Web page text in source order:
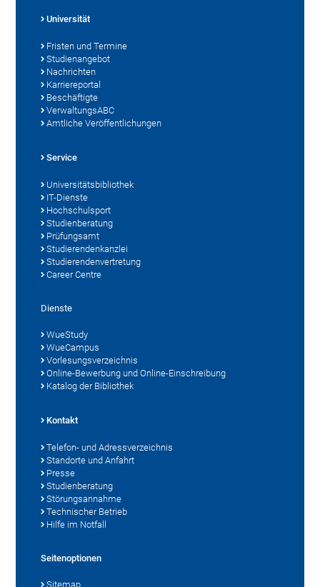
Universität
Fristen und Termine
Studienangebot
Nachrichten
Karriereportal
Beschäftigte
VerwaltungsABC
Amtliche Veröffentlichungen
Service
Universitätsbibliothek
IT-Dienste
Hochschulsport
Studienberatung
Prüfungsamt
Studierendenkanzlei
Studierendenvertretung
Career Centre
Dienste
WueStudy
WueCampus
Vorlesungsverzeichnis
Online-Bewerbung und Online-Einschreibung
Katalog der Bibliothek
Kontakt
Telefon- und Adressverzeichnis
Standorte und Anfahrt
Presse
Studienberatung
Störungsannahme
Technischer Betrieb
Hilfe im Notfall
Seitenoptionen
Sitemap